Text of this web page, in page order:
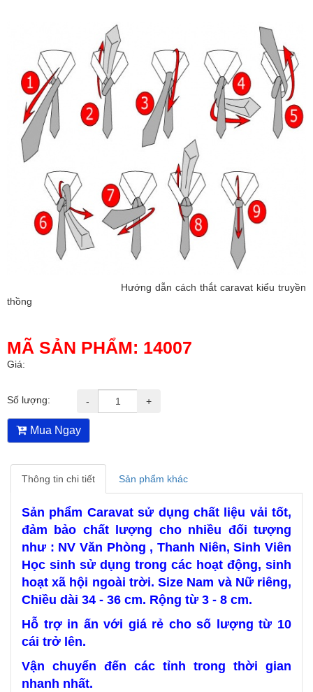
Hướng dẫn cách thắt caravat kiểu truyền
thồng
MÃ SẢN PHẨM: 14007
Giá:
Số lượng: - +
Mua Ngay
Thông tin chi tiết Sản phẩm khác
Sản phẩm Caravat sử dụng chất liệu vải tốt,
đảm bảo chất lượng cho nhiều đối tượng
như : NV Văn Phòng , Thanh Niên, Sinh Viên
Học sinh sử dụng trong các hoạt động, sinh
hoạt xã hội ngoài trời. Size Nam và Nữ riêng,
Chiều dài 34 - 36 cm. Rộng từ 3 - 8 cm.
Hỗ trợ in ấn với giá rẻ cho số lượng từ 10
cái trở lên.
Vận chuyển đến các tỉnh trong thời gian
nhanh nhất.